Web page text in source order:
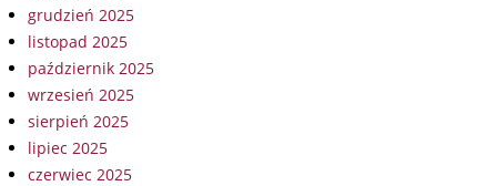
grudzień 2025
listopad 2025
październik 2025
wrzesień 2025
sierpień 2025
lipiec 2025
czerwiec 2025